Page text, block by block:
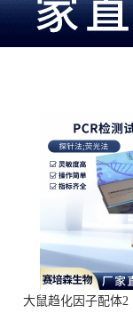
大鼠趋化因子配体2